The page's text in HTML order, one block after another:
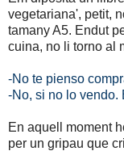
vegetariana', petit,
tamany A5. Endut
cuina, no li torno al
-No te pienso
-No, si no lo vendo.
En aquell moment
per un gripau que